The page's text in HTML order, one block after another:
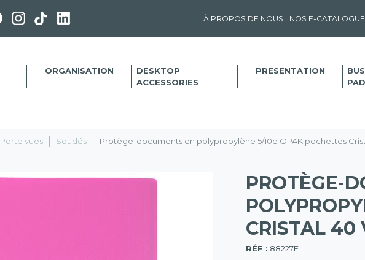
À PROPOS DE NOUS NOS E-
ORGANISATION
DESKTOP
ACCESSORIES
PRESENTATION
Porte vues Soudés Protège-documents en polypropylène 5/10e OPAK pochettes
PROTÈGE-
CRISTAL 40
RÉF : 88227E
(57)